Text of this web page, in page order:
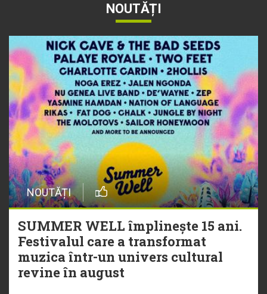
NOUTĂȚI
NOUTĂȚI
SUMMER WELL împlinește 15 ani.
Festivalul care a transformat
muzica într-un univers cultural
revine în august